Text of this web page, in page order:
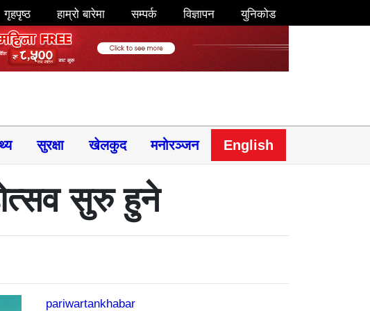
गृहपृष्ठ हाम्रो बारेमा सम्पर्क विज्ञापन युनिकोड
सुरक्षा खेलकुद मनोरञ्जन English
सुरु हुने
pariwartankhabar